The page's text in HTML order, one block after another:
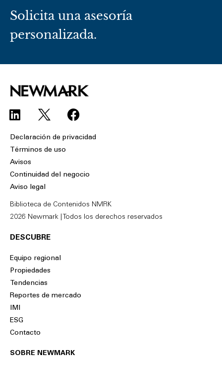
Solicita una asesoría
personalizada.
L
i
n
k
e
d
i
F
a
c
o
Declaración de privacidad
Términos de uso
Avisos
Continuidad del negocio
Aviso legal
Biblioteca de Contenidos NMRK
2026 Newmark | Todos los derechos reservados
DESCUBRE
Equipo regional
Propiedades
Tendencias
Reportes de mercado
IMI
ESG
Contacto
SOBRE NEWMARK